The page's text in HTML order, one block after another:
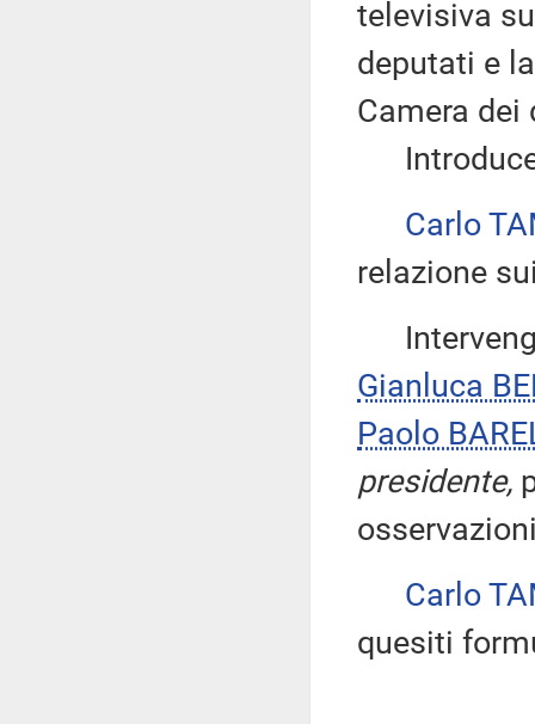
televisiva
deputati e
Camera dei
Carlo
relazione
Gianluca
Paolo
presidente,
Carlo
quesiti